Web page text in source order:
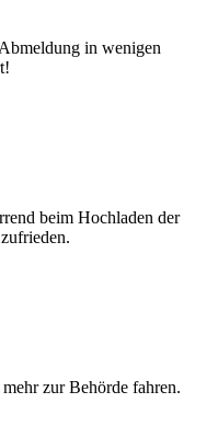
in wenigen
beim Hochladen der
zur Behörde fahren.